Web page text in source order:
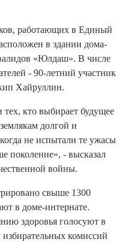
работающих в Единый
в здании дома-
«Юлдаш». В числе
- 90-летний участник
Хайруллин.
тех, кто выбирает будущее
долгой и
не испытали те ужасы
поколение», - высказал
войны.
свыше 1300
в доме-интернате.
здоровья голосуют в
комиссий